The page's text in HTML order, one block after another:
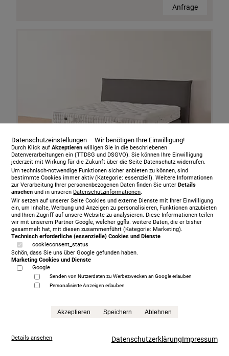
Anfrage
Vispring Baronet Superb 180 x 210 cm, KT Langley
Anfrage
Datenschutzeinstellungen – Wir benötigen Ihre Einwilligung!
Durch Klick aufAkzeptieren willigen Sie in die beschriebenen
Datenverarbeitungen ein (TTDSG und DSGVO). Sie können Ihre Einwilligung
jederzeit mit Wirkung für die Zukunft über die Seite Datenschutz widerrufen.
Um technisch-notwendige Funktionen sicher anbieten zu können, sind
bestimmte Cookies immer aktiv (Kategorie: essenziell). Weitere Informationen
zur Verarbeitung Ihrer personenbezogenen Daten finden Sie unterDetails
ansehen und in unserenDatenschutzinformationen.
Wir setzen auf unserer Seite Cookies und externe Dienste mit Ihrer Einwilligung
ein, um Inhalte, Werbung und Anzeigen zu personalisieren, Funktionen anzubieten
und Ihren Zugriff auf unsere Website zu analysieren. Diese Informationen teilen
wir mit unserem Partner Google, welcher ggfls. weitere Daten, die er bisher
gesammelt hat, mit diesen zusammenführt (Kategorie: Marketing).
Technisch erforderliche (essenzielle) Cookies und Dienste
cookieconsent_status
Schön, dass Sie uns über Google gefunden haben.
Marketing Cookies und Dienste
Google
Senden von Nutzerdaten zu Werbezwecken an Google erlauben
Personalisierte Anzeigen erlauben
Akzeptieren Speichern Ablehnen
Details ansehen DatenschutzerklärungImpressum